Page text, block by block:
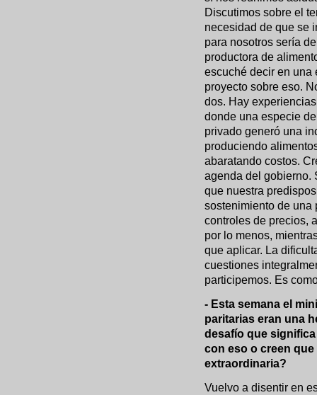
Discutimos sobre el
necesidad de que se
para nosotros sería
productora de
escuché decir en una
proyecto sobre eso.
dos. Hay
donde una especie
privado generó una
produciendo
abaratando costos.
agenda del gobierno.
que nuestra
sostenimiento de una
controles de precios,
por lo menos,
que aplicar. La
cuestiones
participemos. Es
- Esta semana el
paritarias eran una
desafío que
con eso o creen
extraordinaria?
Vuelvo a disentir en